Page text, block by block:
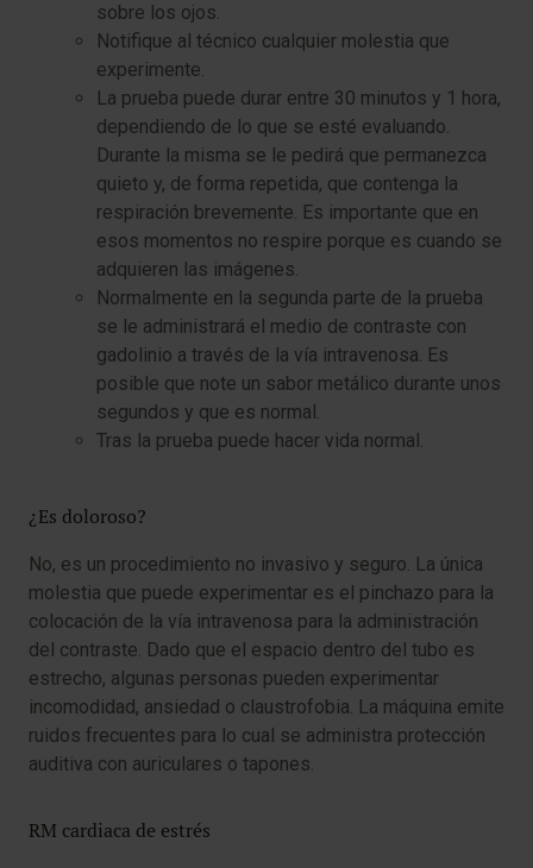
sobre los ojos.
Notifique al técnico cualquier molestia que
experimente.
La prueba puede durar entre 30 minutos y 1 hora,
dependiendo de lo que se esté evaluando.
Durante la misma se le pedirá que permanezca
quieto y, de forma repetida, que contenga la
respiración brevemente. Es importante que en
esos momentos no respire porque es cuando se
adquieren las imágenes.
Normalmente en la segunda parte de la prueba
se le administrará el medio de contraste con
gadolinio a través de la vía intravenosa. Es
posible que note un sabor metálico durante unos
segundos y que es normal.
Tras la prueba puede hacer vida normal.
¿Es doloroso?
No, es un procedimiento no invasivo y seguro. La única
molestia que puede experimentar es el pinchazo para la
colocación de la vía intravenosa para la administración
del contraste. Dado que el espacio dentro del tubo es
estrecho, algunas personas pueden experimentar
incomodidad, ansiedad o claustrofobia. La máquina emite
ruidos frecuentes para lo cual se administra protección
auditiva con auriculares o tapones.
RM cardiaca de estrés